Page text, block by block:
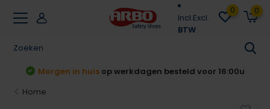
Incl.Excl.
BTW
0 0
huisop werkdagen besteld voor 16:00u
Home